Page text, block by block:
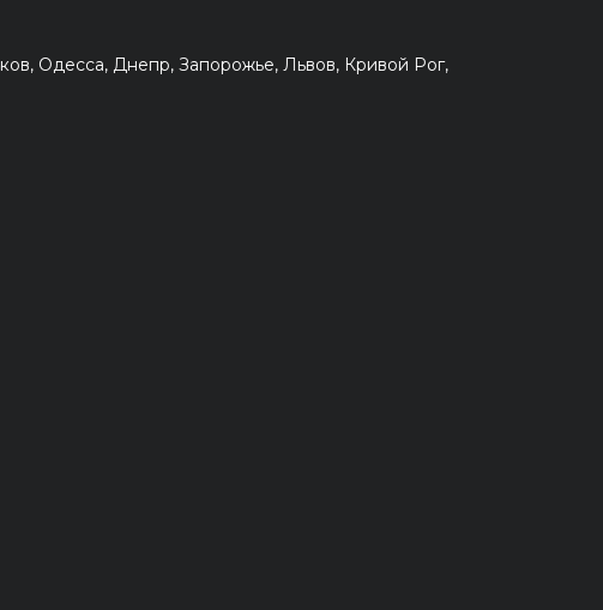
Одесса, Днепр, Запорожье, Львов, Кривой Рог,